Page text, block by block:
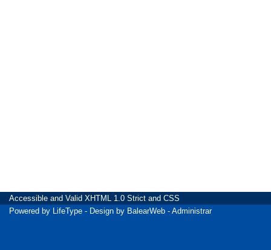
Accessible and Valid XHTML 1.0 Strict and CSS
Powered by LifeType - Design by BalearWeb - Administrar